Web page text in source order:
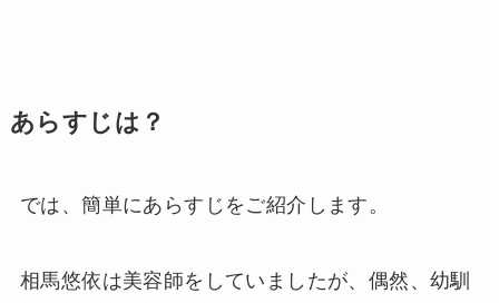
あらすじは？
では、簡単にあらすじをご紹介します。
相馬悠依は美容師をしていましたが、偶然、幼馴